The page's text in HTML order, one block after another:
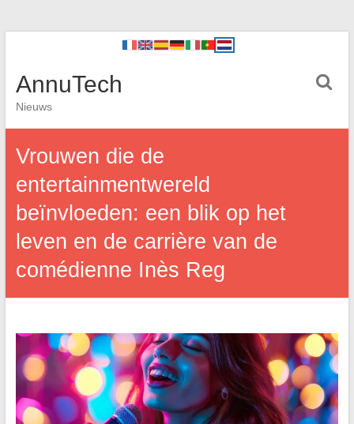
AnnuTech
Nieuws
Vrouwen die de
entertainmentwereld
beïnvloeden: een blik op het
leven en de carrière van de
comédienne Inès Reg